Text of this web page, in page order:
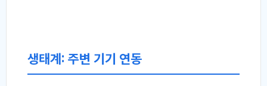
생태계: 주변 기기 연동